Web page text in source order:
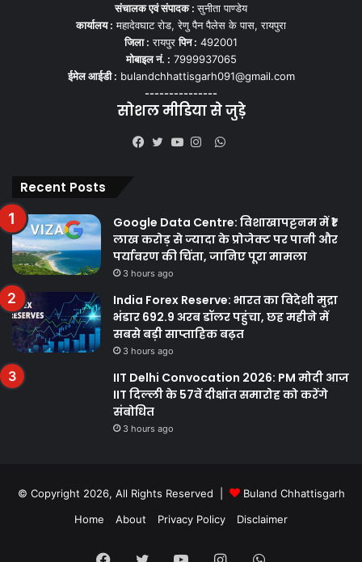
संचालक एवं संपादक :सुनीता पाण्डेय
कार्यालय : महादेवघाट रोड, रेणु पैन पैलेस के पास, रायपुरा
जिला : रायपुरपिन : 492001
मोबाइल नं. : 7999937065
ईमेल आईडी : bulandchhattisgarh091@gmail.com
---------------
सोशल मीडिया से जुड़े
WhatsApp
Recent Posts
Google Data Centre: विशाखापट्टनम में ₹1
लाख करोड़ से ज्यादा के प्रोजेक्ट पर पानी और
पर्यावरण की चिंता, जानिए पूरा मामला
3 hours ago
India Forex Reserve: भारत का विदेशी मुद्रा
भंडार 692.9 अरब डॉलर पहुंचा, छह महीने में
सबसे बड़ी साप्ताहिक बढ़त
3 hours ago
IIT Delhi Convocation 2026: PM मोदी आज
IIT दिल्ली के 57वें दीक्षांत समारोह को करेंगे
संबोधित
3 hours ago
© Copyright 2026, All Rights Reserved |
Buland Chhattisgarh
Home
About Privacy Policy Disclaimer